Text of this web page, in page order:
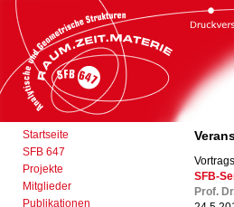
Startseite
SFB 647
Projekte
Mitglieder
Publikationen
SFB-
Prof.